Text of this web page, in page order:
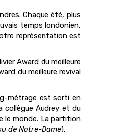
Chaque été, plus
temps londonien,
représentation est
Award du meilleure
du meilleure revival
métrage est sorti en
collègue Audrey et du
le monde. La partition
de Notre-Dame).